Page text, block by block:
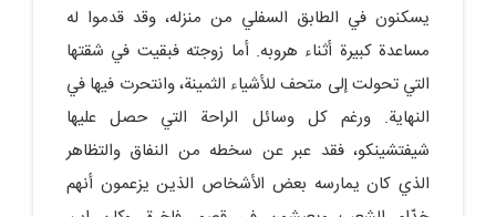
يسكنون في الطابق السفلي من منزله، وقد قدموا له
مساعدة كبيرة أثناء هروبه. أما زوجته فبقيت في شقتها
التي تحولت إلى متحف للأشياء الثمينة، وانتحرت فيها في
النهاية. ورغم كل وسائل الراحة التي حصل عليها
شيفتشينكو، فقد عبر عن سخطه من النفاق والتظاهر
الذي كان يمارسه بعض الأشخاص الذين يزعمون أنهم